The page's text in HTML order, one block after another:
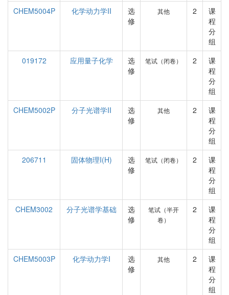
CHEM5004P
化学动力学II
选
修
其他 2
课
程
分
组
019172
应用量子化学
选
修
笔试（闭卷） 2
课
程
分
组
CHEM5002P
分子光谱学II
选
修
其他 2
课
程
分
组
206711
固体物理I(H)
选
修
笔试（闭卷） 2
课
程
分
组
CHEM3002
分子光谱学基础
选
修
笔试（半开
卷）
2
课
程
分
组
CHEM5003P
化学动力学I
选
修
其他 2
课
程
分
组